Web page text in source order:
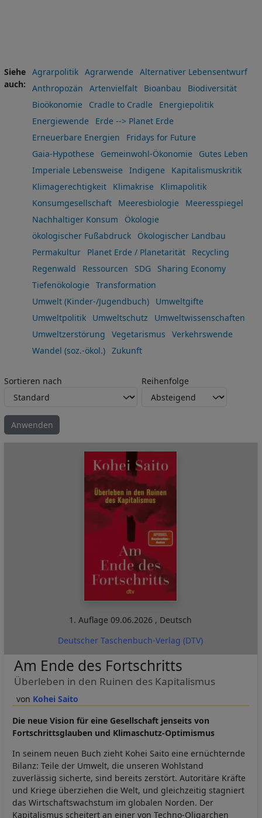
Siehe
auch
Agrarpolitik Agrarwende
Alternativer Lebensentwurf
Anthropozän
Artenvielfalt Bioanbau
Biodiversität
Bioökonomie
Cradle to Cradle
Energiepolitik
Energiewende
Erde --> Planet Erde
Erneuerbare Energien
Fridays for Future
Gaia-Hypothese
Gemeinwohl-Ökonomie
Gutes Leben
Imperiale Lebensweise
Indigene
Kapitalismuskritik
Klimagerechtigkeit
Klimakrise
Klimapolitik
Konsumgesellschaft
Meeresbiologie
Meeresspiegel
Nachhaltiger Konsum
Ökologie
ökologischer Fußabdruck
Ökologischer Landbau
Permakultur
Planet Erde / Planetarität
Recycling
Regenwald
Ressourcen SDG
Sharing Economy
Tiefenökologie
Transformation
Umwelt (Kinder-/Jugendbuch)
Umweltgifte
Umweltpolitik
Umweltschutz
Umweltwissenschaften
Umweltzerstörung
Vegetarismus
Verkehrswende
Wandel (soz.-ökol.)
Zukunft
Sortieren nach Reihenfolge
1. Auflage09.06.2026 , Deutsch
Deutscher Taschenbuch-Verlag (DTV)
Kohei Saito
Am Ende des Fortschritts
Überleben in den Ruinen des Kapitalismus
Die neue Vision für eine Gesellschaft jenseits von
Fortschrittsglauben und Klimaschutz-Optimismus
In seinem neuen Buch zieht Kohei Saito eine ernüchternde
Bilanz: Teile der Umwelt, die unseren Wohlstand
zuverlässig sicherte, sind bereits zerstört. Autoritäre Kräfte
und Kriege überziehen die Welt, und gleichzeitig stagniert
das Wirtschaftswachstum im globalen Norden. Der
Kapitalismus scheitert an einer von Techno-Oligarchen